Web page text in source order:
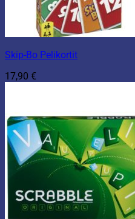
Skip-Bo Pelikortit
17,90 €